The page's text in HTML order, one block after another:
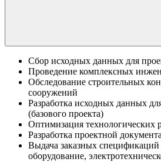
Сбор исходных данных для
Проведение комплексных
Обследование строительных
сооружений
Разработка исходных данных
(базового проекта)
Оптимизация технологических
Разработка проектной
Выдача заказных спецификаций
оборудование,